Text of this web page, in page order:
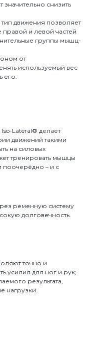
значительно снизить
движения позволяет
правой и левой частей
группы мышц-
от
используемый вес
его.
Lateral® делает
движений такими
на силовых
тренировать мышцы
поочерёдно – и с
ременную систему
долговечность.
точно и
усилия для ног и рук;
результата,
нагрузки.